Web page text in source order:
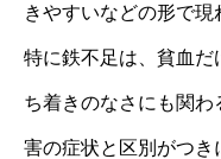
きやすいなどの形で現
特に鉄不足は、貧血だ
ち着きのなさにも関
害の症状と区別がつき